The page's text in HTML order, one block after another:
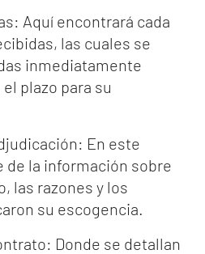
Aquí encontrará cada
las cuales se
inmediatamente
plazo para su
En este
de la información sobre
las razones y los
su escogencia.
Donde se detallan